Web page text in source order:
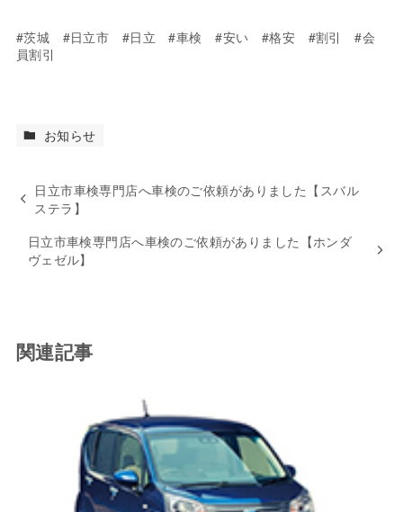
#茨城 #日立市 #日立 #車検 #安い #格安 #割引 #会
員割引
お知らせ
日立市車検専門店へ車検のご依頼がありました【スバル
ステラ】
日立市車検専門店へ車検のご依頼がありました【ホンダ
ヴェゼル】
関連記事